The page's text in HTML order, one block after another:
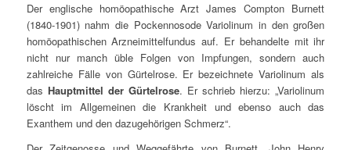
Der englische homöopathische Arzt James Compton Burnett
(1840-1901) nahm die Pockennosode Variolinum in den großen
homöopathischen Arzneimittelfundus auf. Er behandelte mit ihr
nicht nur manch üble Folgen von Impfungen, sondern auch
zahlreiche Fälle von Gürtelrose. Er bezeichnete Variolinum als
das Hauptmittel der Gürtelrose. Er schrieb hierzu: „Variolinum
löscht im Allgemeinen die Krankheit und ebenso auch das
Exanthem und den dazugehörigen Schmerz“.